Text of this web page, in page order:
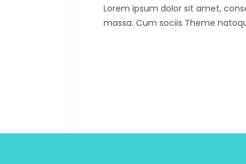
Lorem ipsum dolor sit amet,
massa. Cum sociis Theme